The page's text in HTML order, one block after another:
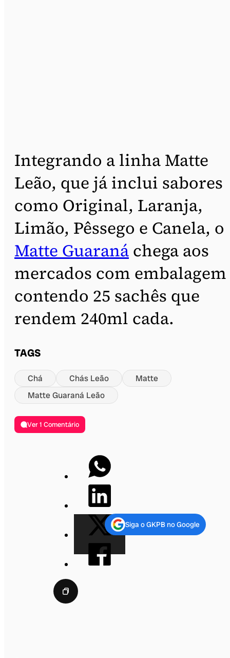
Integrando a linha Matte
Leão, que já inclui sabores
como Original, Laranja,
Limão, Pêssego e Canela, o
Matte Guaraná chega aos
mercados com embalagem
contendo 25 sachês que
rendem 240ml cada.
TAGS
Chá Chás Leão
Matte
Matte Guaraná Leão
Ver 1 Comentário
Siga o GKPB no Google